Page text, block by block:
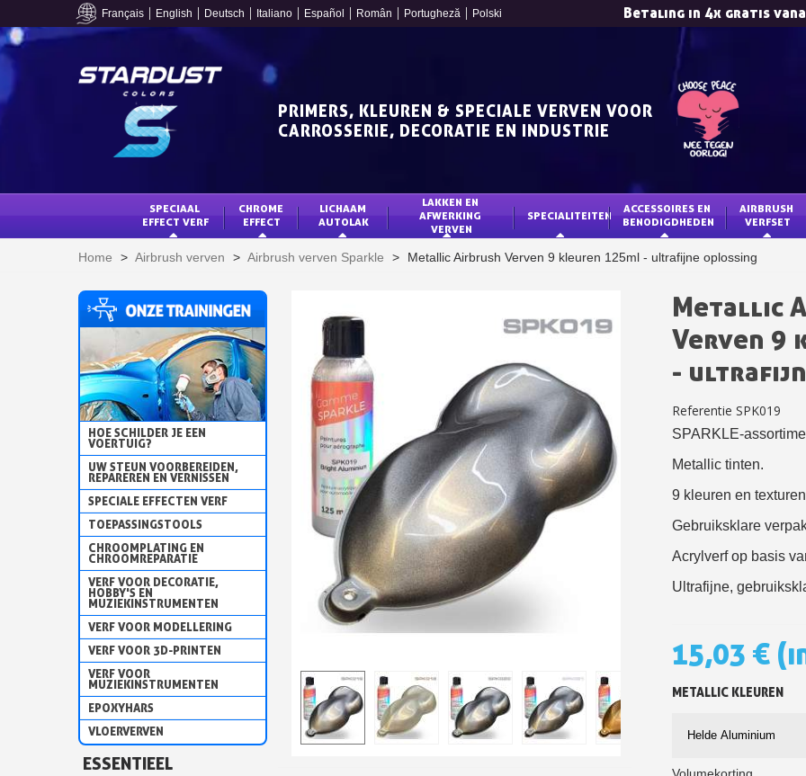
Français English Deutsch Italiano Español Român Portugheză Polski
Je online offerte
Schrijf je in voor
Levering binnen
Je online offerte
Deel je creaties en
Verzamel
5€ korting op
10€ shopping
Betaling in 4x gratis
Je online offerte
Deel je creaties en
Retourneer
Schrijf je in voor
PRIMERS, KLEUREN & SPECIALE VERVEN VOOR
CARROSSERIE, DECORATIE EN INDUSTRIE
SPECIAAL
EFFECT VERF
CHROME
EFFECT
LICHAAM
AUTOLAK
LAKKEN EN
AFWERKING
VERVEN
SPECIALITEITEN
ACCESSOIRES EN
BENODIGDHEDEN
AIRBRUSH
VERFSET
Home > Airbrush verven > Airbrush verven Sparkle > Metallic Airbrush Verven 9 kleuren 125ml - ultrafijne oplossing
HOE SCHILDER JE EEN
VOERTUIG?
UW STEUN VOORBEREIDEN,
REPAREREN EN VERNISSEN
SPECIALE EFFECTEN VERF
TOEPASSINGSTOOLS
CHROOMPLATING EN
CHROOMREPARATIE
VERF VOOR DECORATIE,
HOBBY'S EN
MUZIEKINSTRUMENTEN
VERF VOOR MODELLERING
VERF VOOR 3D-PRINTEN
VERF VOOR
MUZIEKINSTRUMENTEN
EPOXYHARS
VLOERVERVEN
ESSENTIEEL
Metallic
Verven 9
-
Referentie SPK019
SPARKLE-
Metallic tinten.
9 kleuren en
Gebruiksklare
Acrylverf op basis
Ultrafijne,
15,03 €
METALLIC KLEUREN
Volumekorting